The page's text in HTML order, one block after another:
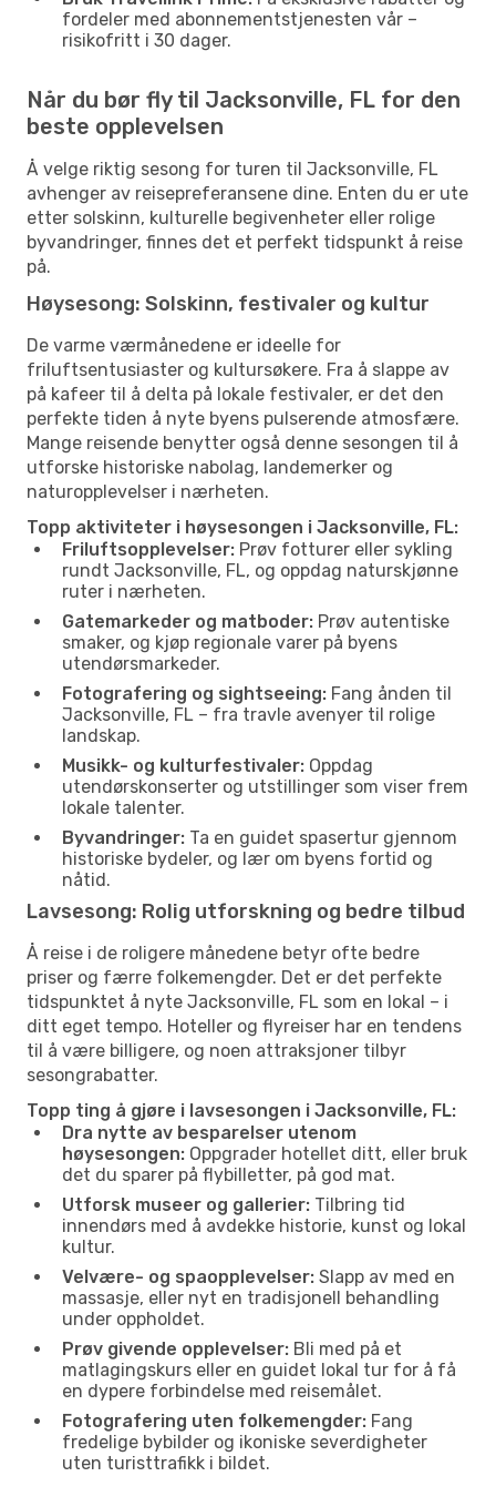
fordeler med abonnementstjenesten vår –
risikofritt i 30 dager.
Når du bør fly til Jacksonville, FL for den
beste opplevelsen
Å velge riktig sesong for turen til Jacksonville, FL
avhenger av reisepreferansene dine. Enten du er ute
etter solskinn, kulturelle begivenheter eller rolige
byvandringer, finnes det et perfekt tidspunkt å reise
på.
Høysesong: Solskinn, festivaler og kultur
De varme værmånedene er ideelle for
friluftsentusiaster og kultursøkere. Fra å slappe av
på kafeer til å delta på lokale festivaler, er det den
perfekte tiden å nyte byens pulserende atmosfære.
Mange reisende benytter også denne sesongen til å
utforske historiske nabolag, landemerker og
naturopplevelser i nærheten.
Topp aktiviteter i høysesongen i Jacksonville, FL:
Friluftsopplevelser: Prøv fotturer eller sykling
rundt Jacksonville, FL, og oppdag naturskjønne
ruter i nærheten.
Gatemarkeder og matboder: Prøv autentiske
smaker, og kjøp regionale varer på byens
utendørsmarkeder.
Fotografering og sightseeing: Fang ånden til
Jacksonville, FL – fra travle avenyer til rolige
landskap.
Musikk- og kulturfestivaler: Oppdag
utendørskonserter og utstillinger som viser frem
lokale talenter.
Byvandringer: Ta en guidet spasertur gjennom
historiske bydeler, og lær om byens fortid og
nåtid.
Lavsesong: Rolig utforskning og bedre tilbud
Å reise i de roligere månedene betyr ofte bedre
priser og færre folkemengder. Det er det perfekte
tidspunktet å nyte Jacksonville, FL som en lokal – i
ditt eget tempo. Hoteller og flyreiser har en tendens
til å være billigere, og noen attraksjoner tilbyr
sesongrabatter.
Topp ting å gjøre i lavsesongen i Jacksonville, FL:
Dra nytte av besparelser utenom
høysesongen: Oppgrader hotellet ditt, eller bruk
det du sparer på flybilletter, på god mat.
Utforsk museer og gallerier: Tilbring tid
innendørs med å avdekke historie, kunst og lokal
kultur.
Velvære- og spaopplevelser: Slapp av med en
massasje, eller nyt en tradisjonell behandling
under oppholdet.
Prøv givende opplevelser: Bli med på et
matlagingskurs eller en guidet lokal tur for å få
en dypere forbindelse med reisemålet.
Fotografering uten folkemengder: Fang
fredelige bybilder og ikoniske severdigheter
uten turisttrafikk i bildet.